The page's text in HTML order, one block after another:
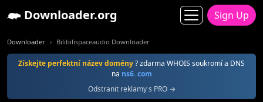
Downloader.org Sign Up
Downloader Bilibilispaceaudio Downloader
Získejte perfektní název domény? zdarma WHOIS soukromí a DNS
na ns6. com
Odstranit reklamy s PRO →